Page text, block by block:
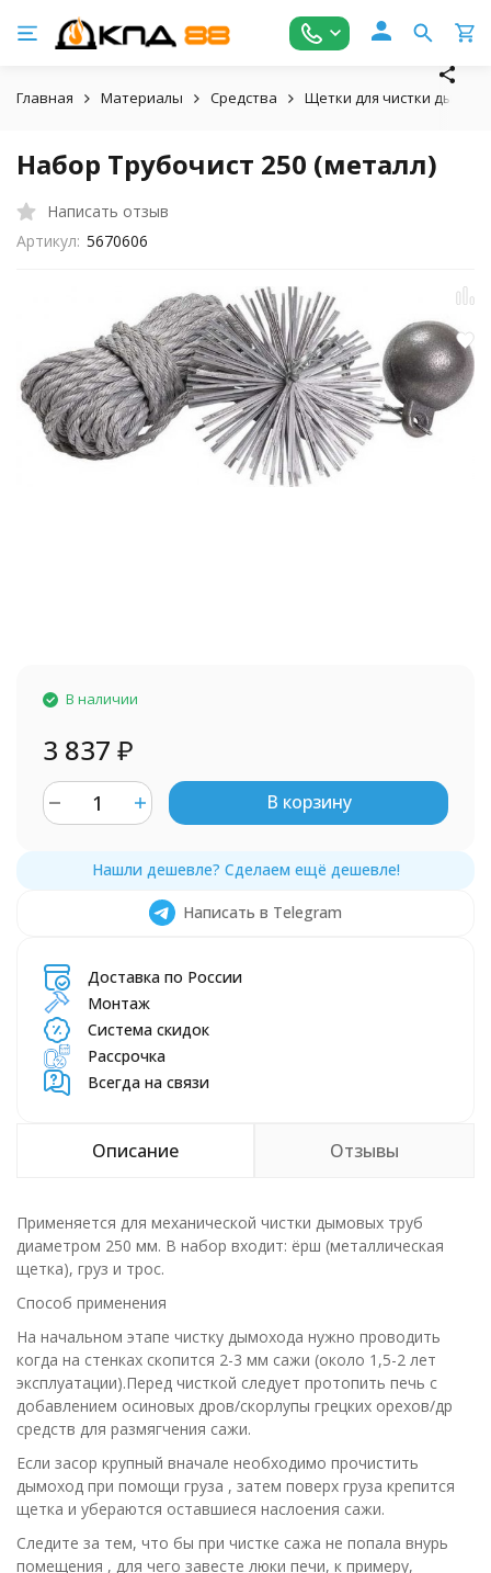
Главная Материалы Средства Щетки для чистки
Набор Трубочист 250 (металл)
Написать отзыв
Артикул: 5670606
В наличии
3 837 ₽
В корзину
Написать в Telegram
Доставка по России
Монтаж
Система скидок
Рассрочка
Всегда на связи
Описание Отзывы
Применяется для механической чистки дымовых труб
диаметром 250 мм. В набор входит: ёрш (металлическая
щетка), груз и трос.
Способ применения
На начальном этапе чистку дымохода нужно проводить
когда на стенках скопится 2-3 мм сажи (около 1,5-2 лет
эксплуатации).Перед чисткой следует протопить печь с
добавлением осиновых дров/скорлупы грецких орехов/др
средств для размягчения сажи.
Если засор крупный вначале необходимо прочистить
дымоход при помощи груза , затем поверх груза крепится
щетка и убераются оставшиеся наслоения сажи.
Следите за тем, что бы при чистке сажа не попала внурь
помещения , для чего завесте люки печи, к примеру,